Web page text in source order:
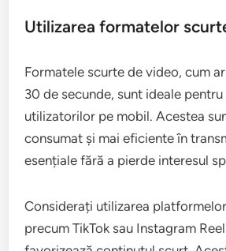
încărcare al videoclipurilor.
dimensiunea acestora, având în
utilizatorii de mobil preferă
accesibil.
Utilizarea formatelor
Formatele scurte de video, cum
30 de secunde, sunt ideale pentru